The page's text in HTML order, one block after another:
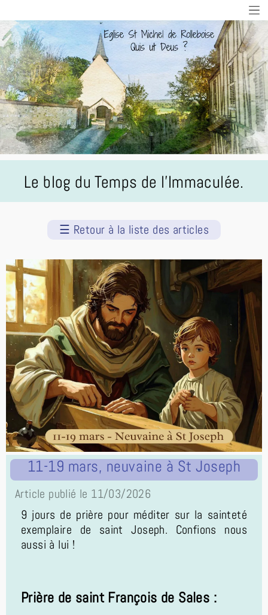
Le blog du Temps de l'Immaculée.
☰ Retour à la liste des articles
11-19 mars, neuvaine à St Joseph
Article publié le 11/03/2026
9 jours de prière pour méditer sur la sainteté
exemplaire de saint Joseph. Confions nous
aussi à lui !
Prière de saint François de Sales :